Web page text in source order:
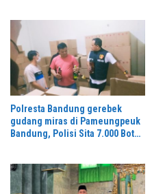
Polresta Bandung gerebek
gudang miras di Pameungpeuk
Bandung, Polisi Sita 7.000 Botol